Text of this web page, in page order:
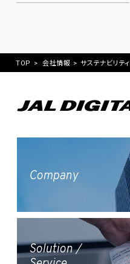
TOP > 会社情報 > サステナビリティ
Company
Solution /